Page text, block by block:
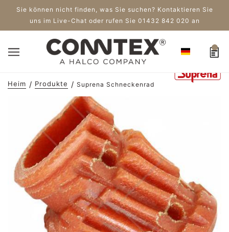
Sie können nicht finden, was Sie suchen? Kontaktieren Sie
uns im Live-Chat oder rufen Sie 01432 842 020 an
Heim Produkte Suprena Schneckenrad